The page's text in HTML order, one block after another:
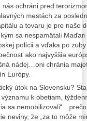
nás ochráni pred
mestách za
a tovaru je pre naše
kým sa nespamätali
polícii a vďaka po
ako najvyššia
nádej…oni chránia
Európy.
útok na Slovensku?
k obetiam,
sa
neviny, že „za to môže